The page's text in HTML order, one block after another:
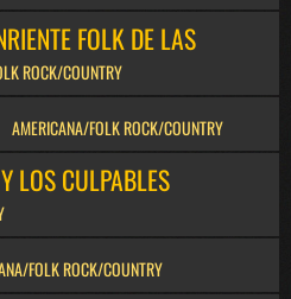
FOLK DE LAS
ROCK/COUNTRY
AMERICANA/FOLK ROCK/COUNTRY
LOS CULPABLES
FOLK ROCK/COUNTRY